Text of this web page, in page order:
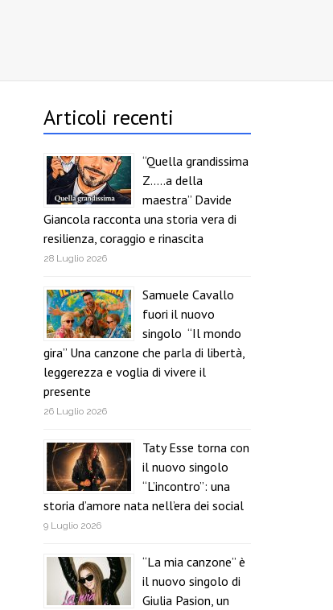
Articoli recenti
“Quella grandissima
Z…..a della
maestra” Davide
Giancola racconta una storia vera di
resilienza, coraggio e rinascita
28 Luglio 2026
Samuele Cavallo
fuori il nuovo
singolo “Il mondo
gira” Una canzone che parla di libertà,
leggerezza e voglia di vivere il
presente
26 Luglio 2026
Taty Esse torna con
il nuovo singolo
“L’incontro”: una
storia d’amore nata nell’era dei social
9 Luglio 2026
“La mia canzone” è
il nuovo singolo di
Giulia Pasion, un